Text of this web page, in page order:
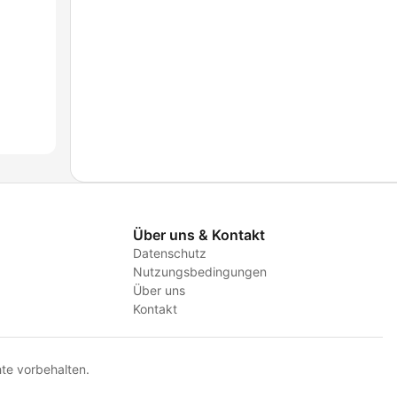
Über uns & Kontakt
Datenschutz
Nutzungsbedingungen
Über uns
Kontakt
vorbehalten.